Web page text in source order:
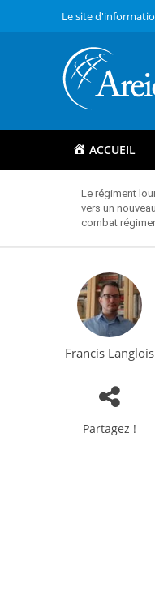
Le site
ACCUEIL
Le régiment
vers un
combat
Francis Langlois
Partagez !